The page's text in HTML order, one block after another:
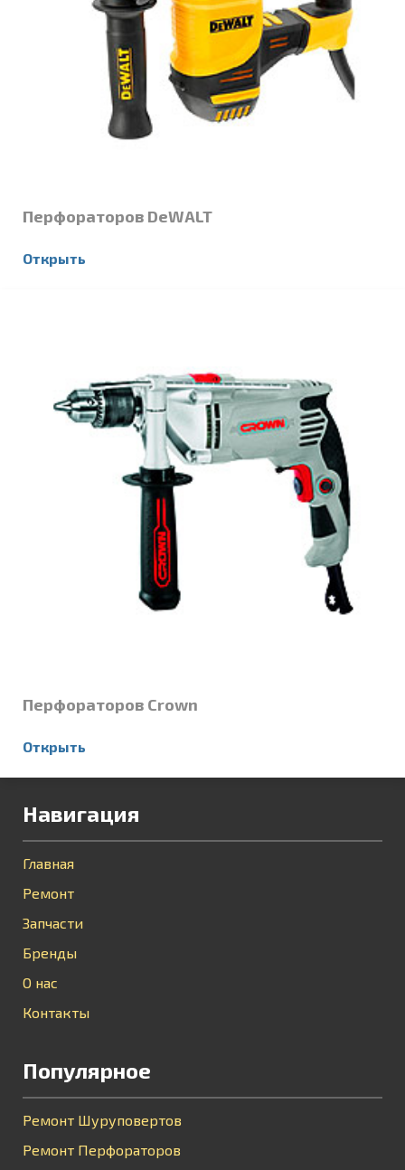
Перфораторов DeWALT
Открыть
Перфораторов Crown
Открыть
Навигация
Главная
Ремонт
Запчасти
Бренды
О нас
Контакты
Популярное
Ремонт Шуруповертов
Ремонт Перфораторов